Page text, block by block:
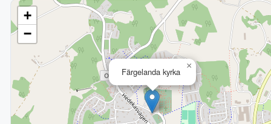
Färgelanda kyrka
×
+
−